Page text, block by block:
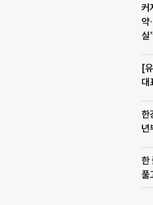
커
약
실
[
대
한
년
한
풀